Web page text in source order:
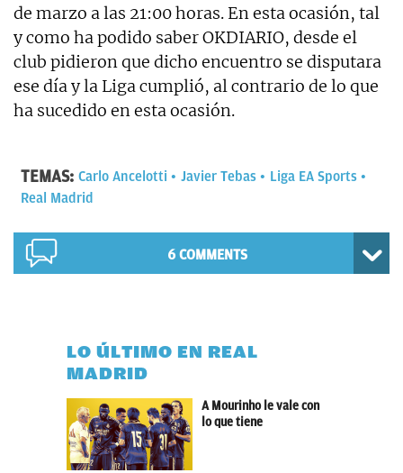
de marzo a las 21:00 horas. En esta ocasión, tal
y como ha podido saber OKDIARIO, desde el
club pidieron que dicho encuentro se disputara
ese día y la Liga cumplió, al contrario de lo que
ha sucedido en esta ocasión.
TEMAS: Carlo Ancelotti Javier Tebas
Liga EA Sports
Real Madrid
6 COMMENTS
LO ÚLTIMO EN REAL
MADRID
A Mourinho le vale con
lo que tiene